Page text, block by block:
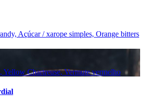
Açúcar / xarope simples, Orange bitters
Chartreuse, Vermute vermelho